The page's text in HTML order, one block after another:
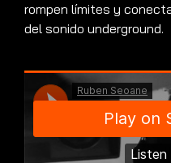
rompen límites y
del sonido underground.